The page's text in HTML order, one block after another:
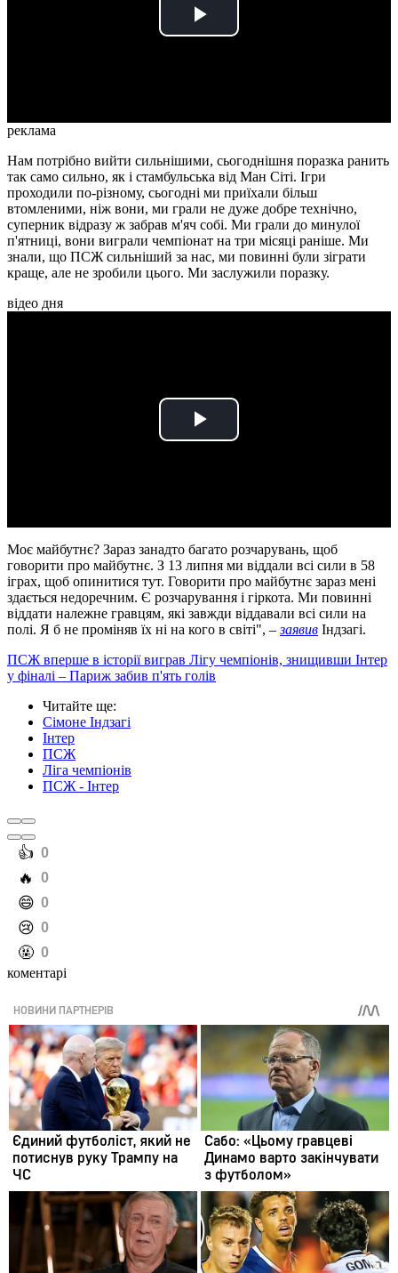
Play
реклама
Нам потрібно вийти сильнішими, сьогоднішня поразка ранить
так само сильно, як і стамбульська від Ман Сіті. Ігри
проходили по-різному, сьогодні ми приїхали більш
втомленими, ніж вони, ми грали не дуже добре технічно,
суперник відразу ж забрав м'яч собі. Ми грали до минулої
п'ятниці, вони виграли чемпіонат на три місяці раніше. Ми
знали, що ПСЖ сильніший за нас, ми повинні були зіграти
краще, але не зробили цього. Ми заслужили поразку.
відео дня
Play
Моє майбутнє? Зараз занадто багато розчарувань, щоб
говорити про майбутнє. З 13 липня ми віддали всі сили в 58
іграх, щоб опинитися тут. Говорити про майбутнє зараз мені
здається недоречним. Є розчарування і гіркота. Ми повинні
віддати належне гравцям, які завжди віддавали всі сили на
полі. Я б не проміняв їх ні на кого в світі", –заявив Індзагі.
ПСЖ вперше в історії виграв Лігу чемпіонів, знищивши Інтер
у фіналі – Париж забив п'ять голів
Читайте ще:
Сімоне Індзагі
Інтер
ПСЖ
Ліга чемпіонів
ПСЖ - Інтер
️👍 0
️🔥 0
️😄 0
️😢 0
️🤬 0
коментарі